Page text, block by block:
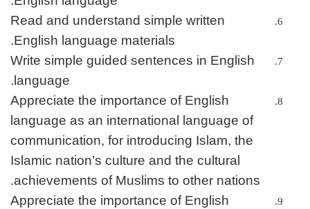
Read and understand simple written
English language materials.
Write simple guided sentences in English
language.
Appreciate the importance of English
language as an international language of
communication, for introducing Islam, the
Islamic nation’s culture and the cultural
achievements of Muslims to other nations.
Appreciate the importance of English